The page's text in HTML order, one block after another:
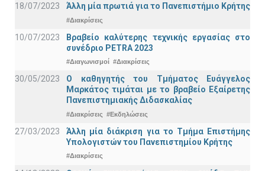
18/07/2023 Άλλη μία πρωτιά για το Πανεπιστήμιο Κρήτης
#Διακρίσεις
10/07/2023
Βραβείο καλύτερης τεχνικής εργασίας στο
συνέδριο PETRA 2023
#Διαγωνισμοί #Διακρίσεις
30/05/2023
Ο καθηγητής του Τμήματος Ευάγγελος
Μαρκάτος τιμάται με το βραβείο Εξαίρετης
Πανεπιστημιακής Διδασκαλίας
#Διακρίσεις #Εκδηλώσεις
27/03/2023
Άλλη μία διάκριση για το Τμήμα Επιστήμης
Υπολογιστών του Πανεπιστημίου Κρήτης
#Διακρίσεις